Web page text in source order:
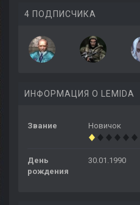
4 ПОДПИСЧИКА
ИНФОРМАЦИЯ О LEMIDA
Звание Новичок
День
рождения
30.01.1990